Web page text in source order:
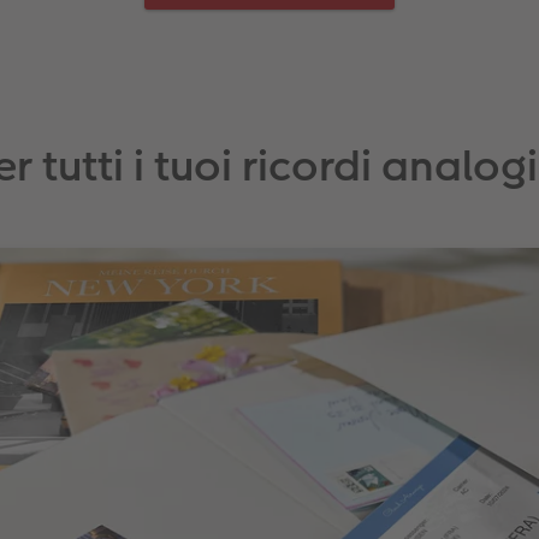
tutti i tuoi ricordi